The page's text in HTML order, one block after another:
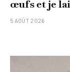
œufs et je
5 AOÛT 2026